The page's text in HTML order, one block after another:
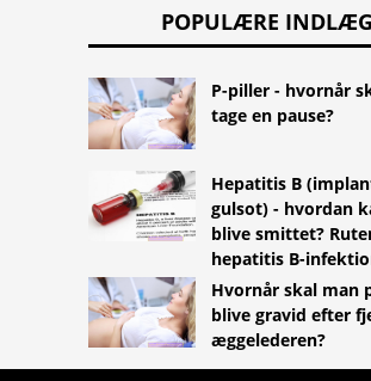
POPULÆRE INDLÆG
P-piller - hvornår
tage en pause?
Hepatitis B
gulsot) - hvordan
blive smittet?
hepatitis B-
Hvornår skal man
blive gravid efter
æggelederen?